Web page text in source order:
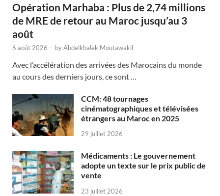
Opération Marhaba : Plus de 2,74 millions
de MRE de retour au Maroc jusqu’au 3
août
6 août 2026 - byAbdelkhalek Moutawakil
Avec l’accélération des arrivées des Marocains du monde
au cours des derniers jours, ce sont …
CCM: 48 tournages
cinématographiques et télévisées
étrangers au Maroc en 2025
29 juillet 2026
Médicaments : Le gouvernement
adopte un texte sur le prix public de
vente
23 juillet 2026